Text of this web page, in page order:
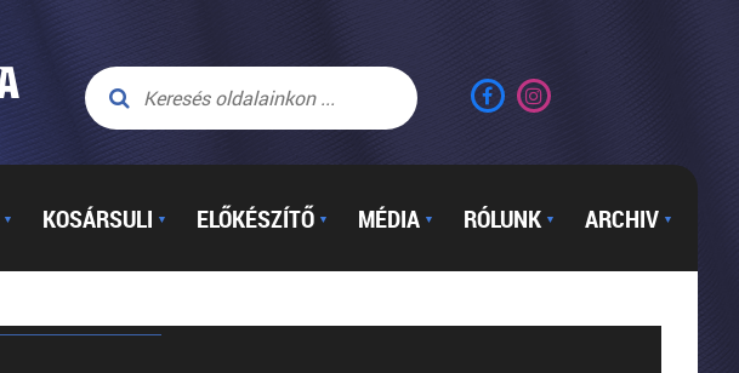
▼ KOSÁRSULI ▼ ELŐKÉSZÍTŐ ▼ MÉDIA ▼ RÓLUNK ▼ ARCHIV ▼